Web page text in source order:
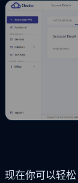
现在你可以轻松